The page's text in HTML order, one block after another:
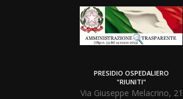
PRESIDIO OSPEDALIERO
"RIUNITI"
Via Giuseppe Melacrino, 21